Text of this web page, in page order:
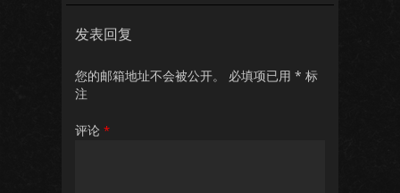
发表回复
您的邮箱地址不会被公开。 必填项已用 * 标
注
评论 *